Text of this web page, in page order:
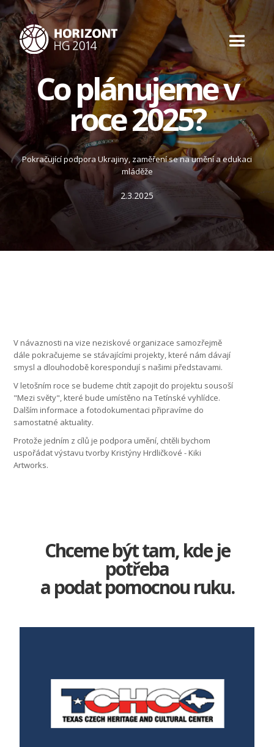
Co plánujeme v
roce 2025?
Pokračující podpora Ukrajiny, zaměření se na umění a edukaci
mláděže
2.3.2025
V návaznosti na vize neziskové organizace samozřejmě
dále pokračujeme se stávajícími projekty, které nám dávají
smysl a dlouhodobě korespondují s našimi představami.
V letošním roce se budeme chtít zapojit do projektu sousoší
"Mezi světy", které bude umístěno na Tetínské vyhlídce.
Dalším informace a fotodokumentaci připravíme do
samostatné aktuality.
Protože jedním z cílů je podpora umění, chtěli bychom
uspořádat výstavu tvorby Kristýny Hrdličkové - Kiki
Artworks.
Chceme být tam, kde je
potřeba
a podat pomocnou ruku.